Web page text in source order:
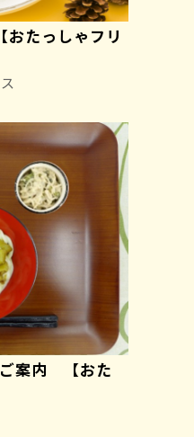
たっしゃフリ
ご案内 【おた